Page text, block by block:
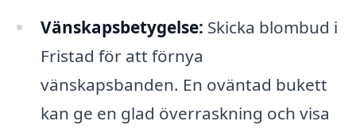
Vänskapsbetygelse: Skicka blombud i
Fristad för att förnya
vänskapsbanden. En oväntad bukett
kan ge en glad överraskning och visa